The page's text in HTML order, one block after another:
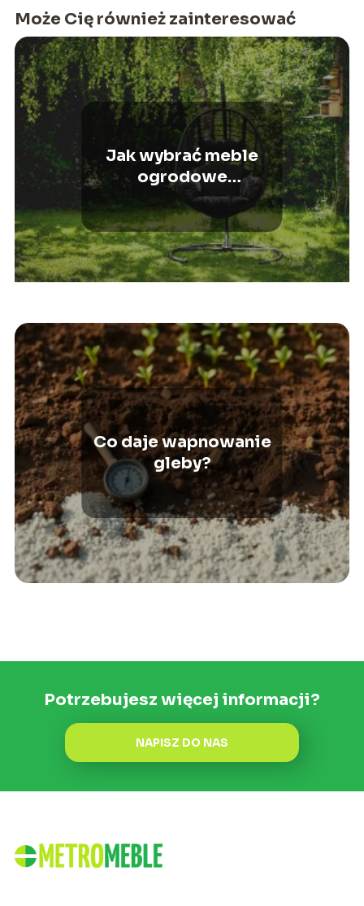
Może Cię również zainteresować
Jak wybrać meble
ogrodowe
wypoczynkowe?
Co daje wapnowanie
gleby?
Potrzebujesz więcej informacji?
NAPISZ DO NAS